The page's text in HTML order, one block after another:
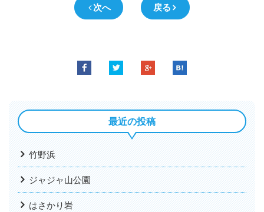
次へ 戻る
最近の投稿
竹野浜
ジャジャ山公園
はさかり岩